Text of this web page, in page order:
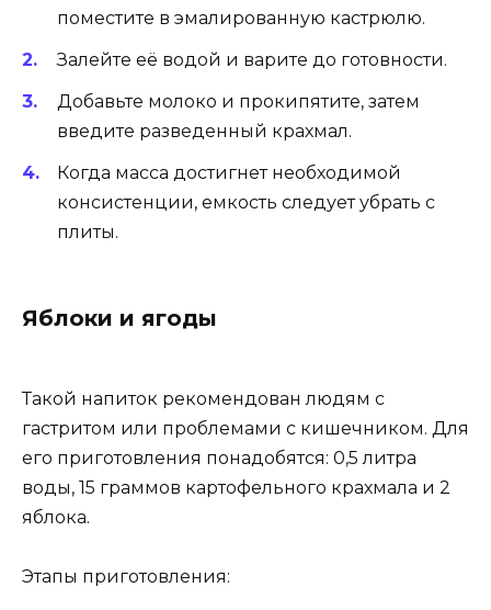
поместите в эмалированную кастрюлю.
Залейте её водой и варите до готовности.
Добавьте молоко и прокипятите, затем
введите разведенный крахмал.
Когда масса достигнет необходимой
консистенции, емкость следует убрать с
плиты.
Яблоки и ягоды
Такой напиток рекомендован людям с
гастритом или проблемами с кишечником. Для
его приготовления понадобятся: 0,5 литра
воды, 15 граммов картофельного крахмала и 2
яблока.
Этапы приготовления: